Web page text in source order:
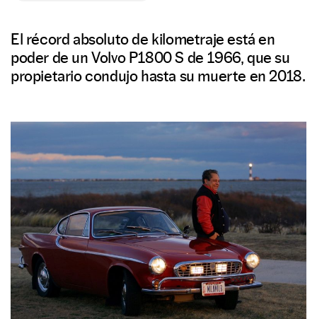
El récord absoluto de kilometraje está en
poder de un Volvo P1800 S de 1966, que su
propietario condujo hasta su muerte en 2018.